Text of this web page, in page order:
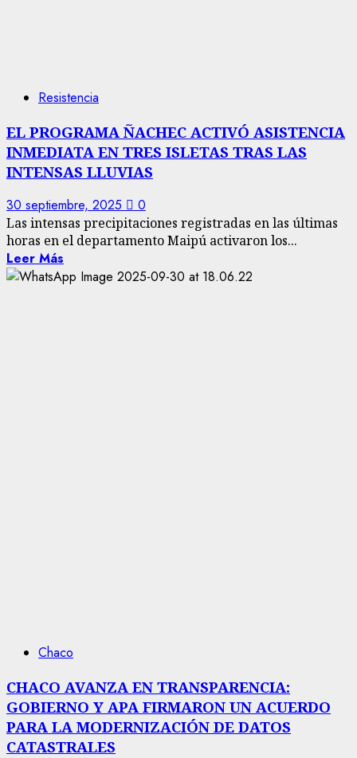
Resistencia
EL PROGRAMA ÑACHEC ACTIVÓ ASISTENCIA
INMEDIATA EN TRES ISLETAS TRAS LAS
INTENSAS LLUVIAS
30 septiembre, 2025 0
Las intensas precipitaciones registradas en las últimas
horas en el departamento Maipú activaron los...
Leer Más
Chaco
CHACO AVANZA EN TRANSPARENCIA:
GOBIERNO Y APA FIRMARON UN ACUERDO
PARA LA MODERNIZACIÓN DE DATOS
CATASTRALES